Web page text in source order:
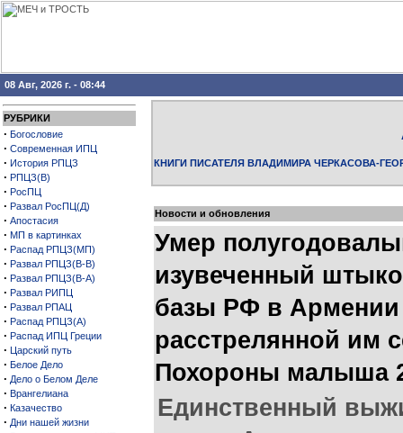
08 Авг, 2026 г. - 08:44
РУБРИКИ
· Богословие
· Современная ИПЦ
· История РПЦЗ
· РПЦЗ(В)
· РосПЦ
· Развал РосПЦ(Д)
· Апостасия
· МП в картинках
· Распад РПЦЗ(МП)
· Развал РПЦЗ(В-В)
· Развал РПЦЗ(В-А)
· Развал РИПЦ
· Развал РПАЦ
· Распад РПЦЗ(А)
· Распад ИПЦ Греции
· Царский путь
· Белое Дело
· Дело о Белом Деле
· Врангелиана
· Казачество
· Дни нашей жизни
КНИГИ ПИСАТЕЛЯ ВЛАДИМИРА ЧЕРКАСОВА-
Новости и обновления
Умер
изувеченный
базы РФ в
расстрелянной им
Похороны малыша
Единственный